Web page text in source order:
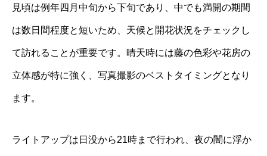
見頃は例年四月中旬から下旬であり、中でも満開の期間
は数日間程度と短いため、天候と開花状況をチェックし
て訪れることが重要です。晴天時には藤の色彩や花房の
立体感が特に強く、写真撮影のベストタイミングとなり
ます。
ライトアップは日没から21時まで行われ、夜の闇に浮か